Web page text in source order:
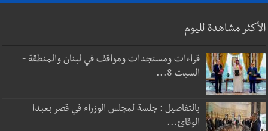
الأكثر مشاهدة لليوم
قراءات ومستجدات ومواقف في لبنان والمنطقة -
السبت 8...
بالتفاصيل : جلسة لمجلس الوزراء في قصر بعبدا
الوقائ...